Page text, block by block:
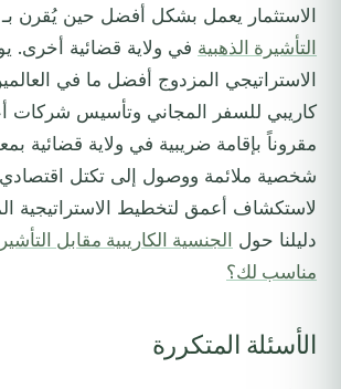
الاستثمار يعمل بشكل أفضل حين يُقرن بـ
التأشيرة الذهبية في ولاية قضائية أخرى.
الاستراتيجي المزدوج أفضل ما في
كاريبي للسفر المجاني وتأسيس شركات
مقروناً بإقامة ضريبية في ولاية قضائية
شخصية ملائمة ووصول إلى تكتل اقتصادي
لاستكشاف أعمق لتخطيط الاستراتيجية
دليلنا حول الجنسية الكاريبية مقابل
مناسب لك؟
الأسئلة المتكررة